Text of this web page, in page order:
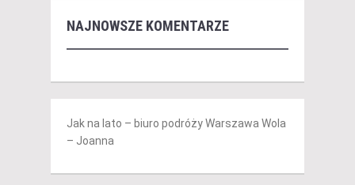
NAJNOWSZE KOMENTARZE
Jak na lato – biuro podróży Warszawa Wola
– Joanna